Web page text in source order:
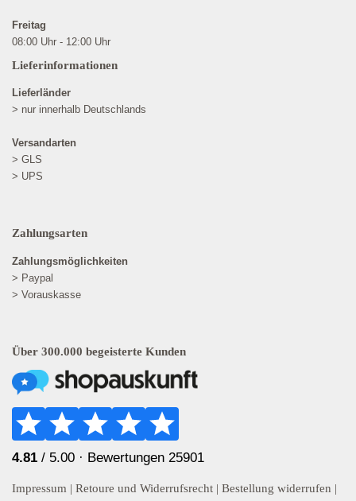
Freitag
08:00 Uhr - 12:00 Uhr
Lieferinformationen
Lieferländer
> nur innerhalb Deutschlands
Versandarten
> GLS
> UPS
Zahlungsarten
Zahlungsmöglichkeiten
> Paypal
> Vorauskasse
Über 300.000 begeisterte Kunden
4.81 / 5.00 · Bewertungen 25901
Impressum | Retoure und Widerrufsrecht | Bestellung widerrufen |